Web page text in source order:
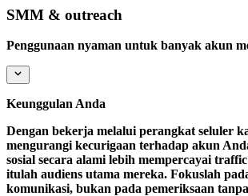
SMM & outreach
Penggunaan nyaman untuk banyak akun
Keunggulan Anda
Dengan bekerja melalui perangkat seluler
mengurangi kecurigaan terhadap akun
sosial secara alami lebih mempercayai
itulah audiens utama mereka. Fokuslah
komunikasi, bukan pada pemeriksaan